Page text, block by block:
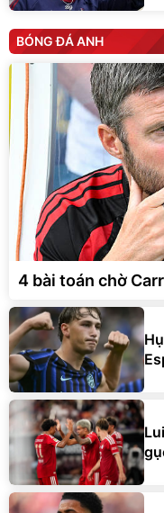
BÓNG ĐÁ ANH
4 bài toán chờ